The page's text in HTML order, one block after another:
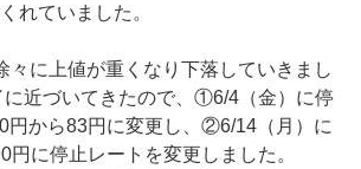
れていました。
々に上値が重くなり下落していきまし
に近づいてきたので、①6/4（金）に停
円から83円に変更し、②6/14（月）に
円に停止レートを変更しました。